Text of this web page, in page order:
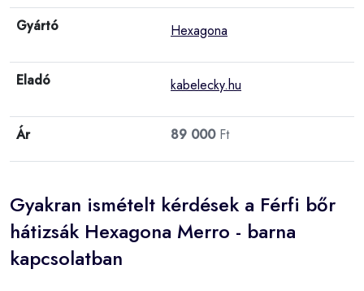
Gyártó Hexagona
Eladó kabelecky.hu
Ár 89 000Ft
Gyakran ismételt kérdések a Férfi bőr
hátizsák Hexagona Merro - barna
kapcsolatban